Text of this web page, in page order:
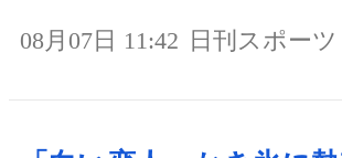
08月07日 11:42 日刊スポーツ